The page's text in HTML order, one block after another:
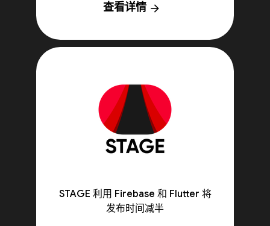
查看详情 arrow_forward
STAGE 利用 Firebase 和 Flutter 将
发布时间减半